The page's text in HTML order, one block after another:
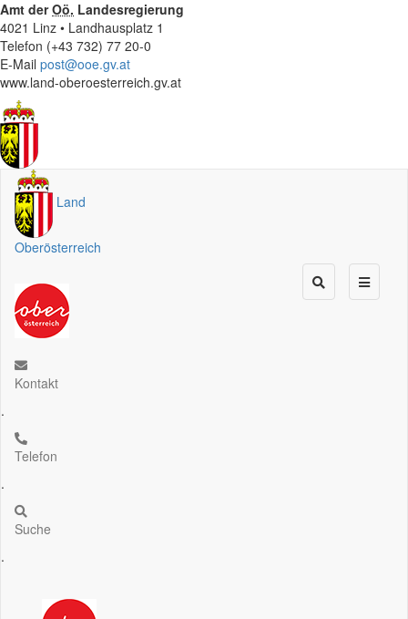
Amt derOö. Landesregierung
4021 Linz • Landhausplatz 1
Telefon (+43 732) 77 20-0
E-Mail post@ooe.gv.at
www.land-oberoesterreich.gv.at
Land
Oberösterreich
Kontakt
.
Telefon
.
Suche
.